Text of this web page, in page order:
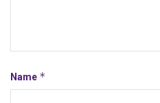
Name *